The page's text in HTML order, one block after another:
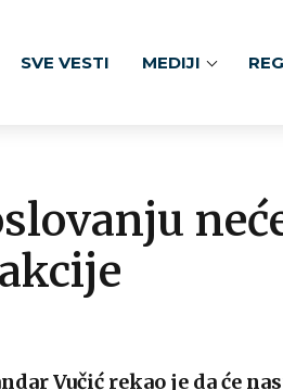
SVE VESTI MEDIJI
Vučić rekao je da će